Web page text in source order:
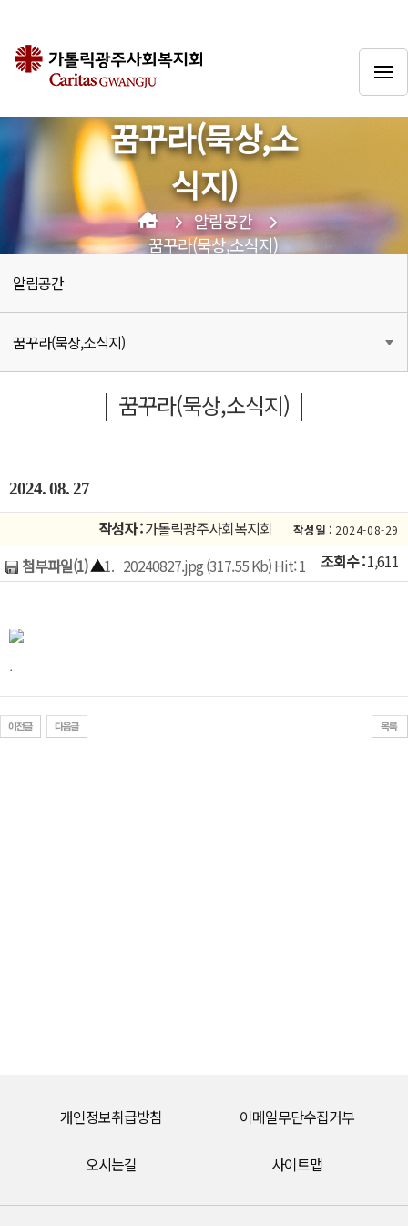
꿈꾸라(묵상,소
식지)
알림공간
꿈꾸라(묵상,소식지)
알림공간
꿈꾸라(묵상,소식지)
꿈꾸라(묵상,소식지)
2024. 08. 27
작성자 :가톨릭광주사회복지회 작성일 : 2024-08-29
조회수 :1,611
첨부파일(1)▲1. 20240827.jpg (317.55 Kb) Hit: 1
.
개인정보취급방침 이메일무단수집거부
오시는길 사이트맵